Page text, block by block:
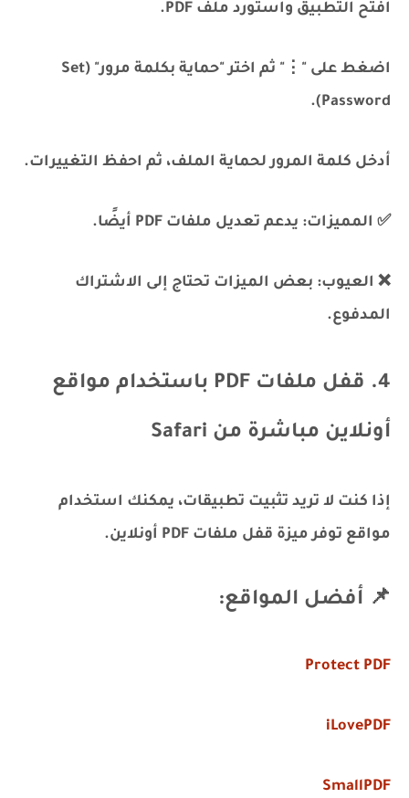
افتح التطبيق واستورد ملف PDF.
اضغط على "⋮" ثم اختر "حماية بكلمة مرور" (Set
Password).
أدخل كلمة المرور لحماية الملف، ثم احفظ التغييرات.
✅ المميزات: يدعم تعديل ملفات PDF أيضًا.
❌ العيوب: بعض الميزات تحتاج إلى الاشتراك
المدفوع.
4. قفل ملفات PDF باستخدام مواقع
أونلاين مباشرة من Safari
إذا كنت لا تريد تثبيت تطبيقات، يمكنك استخدام
مواقع توفر ميزة قفل ملفات PDF أونلاين.
📌 أفضل المواقع:
Protect PDF
iLovePDF
SmallPDF